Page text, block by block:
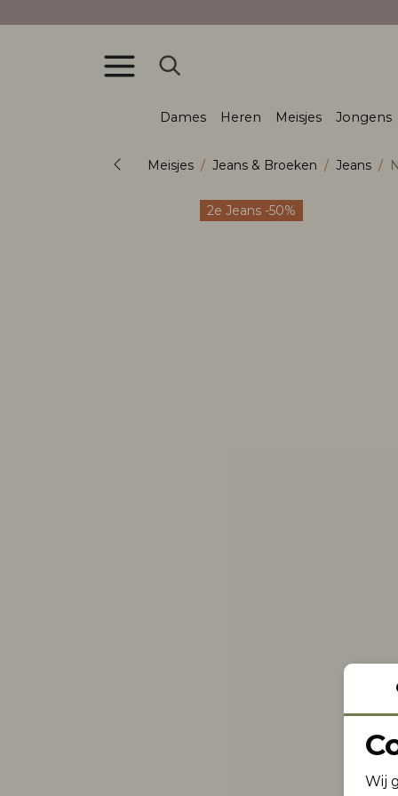
Dames Heren Meisjes Jongens
Meisjes Jeans & Broeken Jeans
2e Jeans -50%
Wij